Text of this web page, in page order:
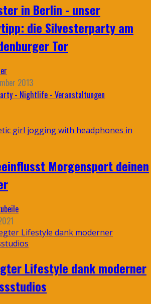
in Berlin - unser
die Silvesterparty am
Tor
2013
- Nightlife - Veranstaltungen
Morgensport deinen
Lifestyle dank moderner